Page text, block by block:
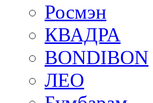
Росмэн
КВАДРА
BONDIBON
ЛЕО